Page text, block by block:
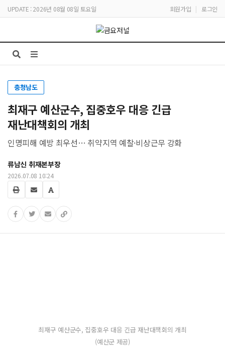
UPDATE : 2026년 08월 08일 토요일 회원가입 | 로그인
충청남도
최재구 예산군수, 집중호우 대응 긴급
재난대책회의 개최
인명피해 예방 최우선… 취약지역 예찰·비상근무 강화
류남신 취재본부장
2026.07.08 10:24
최재구 예산군수, 집중호우 대응 긴급 재난대책회의 개최
(예산군 제공)